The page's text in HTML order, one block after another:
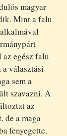
magyar
Mint a falu
egész falu
választási
sem a
szavazni. A
az
de a maga
fenyegette.